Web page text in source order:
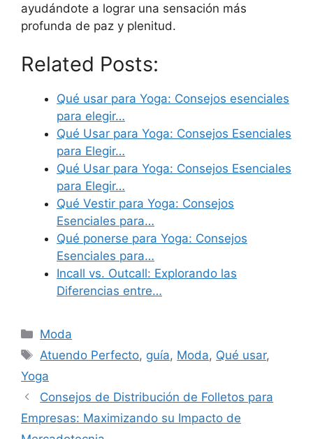
ayudándote a lograr una sensación más
profunda de paz y plenitud.
Related Posts:
Qué usar para Yoga: Consejos esenciales
para elegir…
Qué Usar para Yoga: Consejos Esenciales
para Elegir…
Qué Usar para Yoga: Consejos Esenciales
para Elegir…
Qué Vestir para Yoga: Consejos
Esenciales para…
Qué ponerse para Yoga: Consejos
Esenciales para…
Incall vs. Outcall: Explorando las
Diferencias entre…
Categories
Moda
Tags
Atuendo Perfecto, guía, Moda, Qué usar,
Yoga
Consejos de Distribución de Folletos para
Empresas: Maximizando su Impacto de